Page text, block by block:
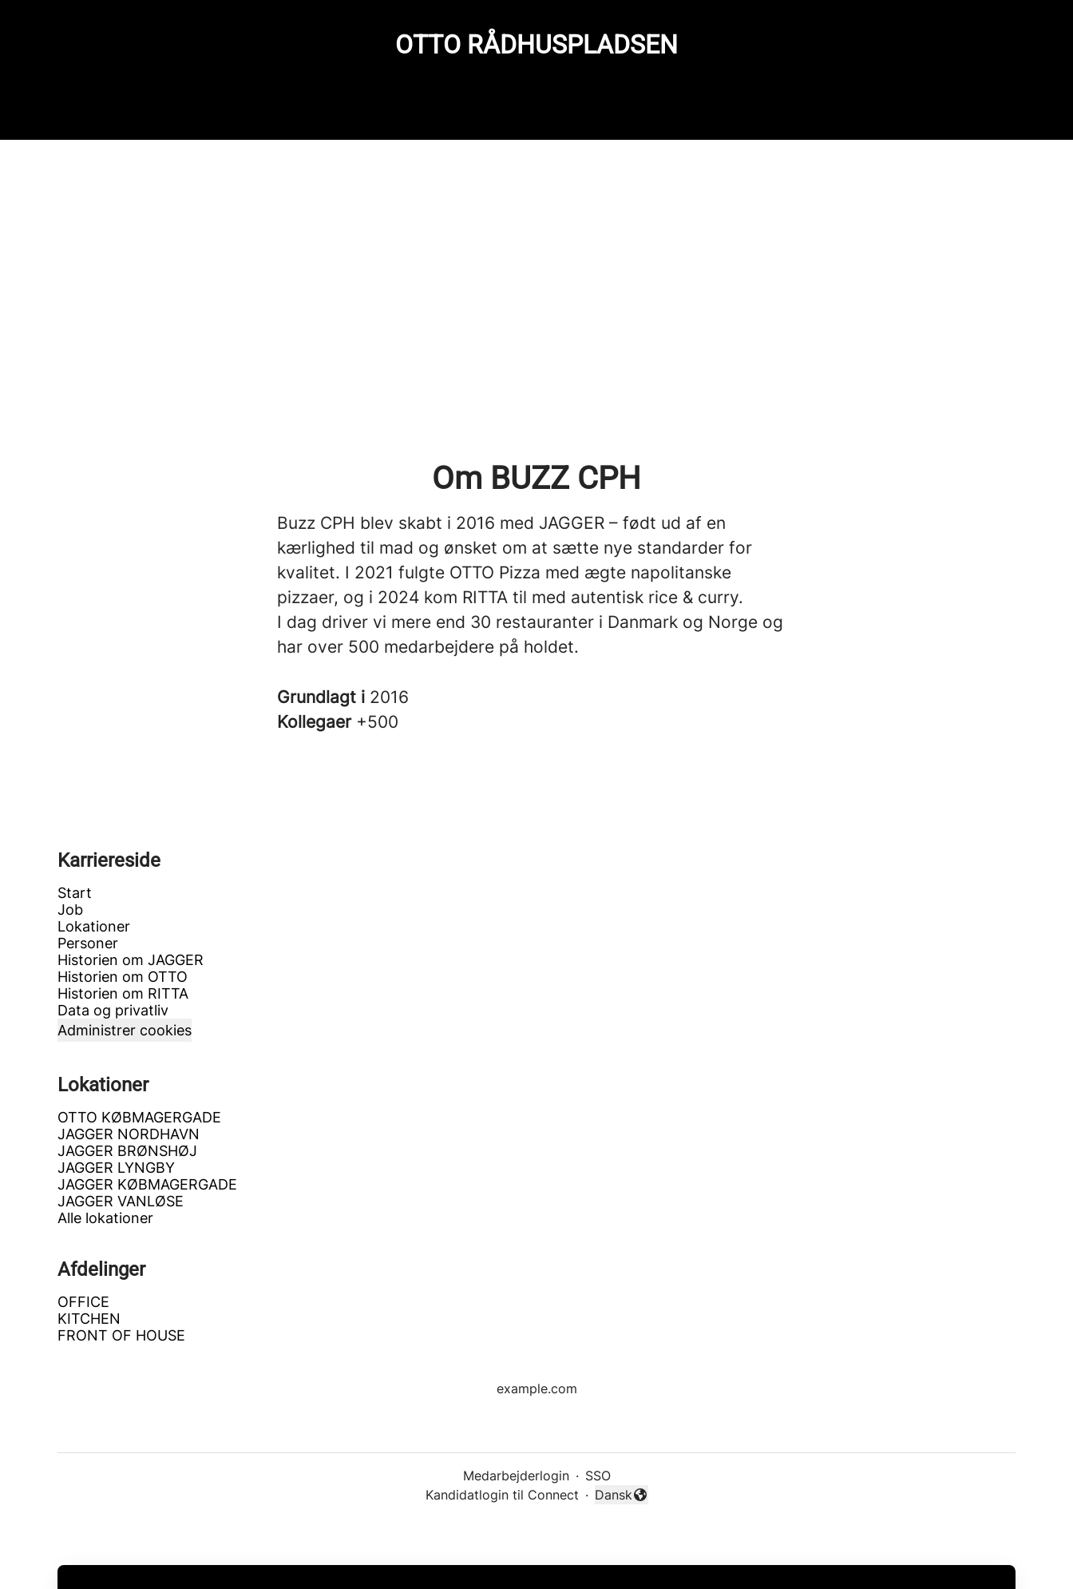
OTTO RÅDHUSPLADSEN
Om BUZZ CPH
Buzz CPH blev skabt i 2016 med JAGGER – født ud af en
kærlighed til mad og ønsket om at sætte nye standarder for
kvalitet. I 2021 fulgte OTTO Pizza med ægte napolitanske
pizzaer, og i 2024 kom RITTA til med autentisk rice & curry.
I dag driver vi mere end 30 restauranter i Danmark og Norge og
har over 500 medarbejdere på holdet.
Grundlagt i 2016
Kollegaer +500
Karriereside
Start
Job
Lokationer
Personer
Historien om JAGGER
Historien om OTTO
Historien om RITTA
Data og privatliv
Administrer cookies
Lokationer
OTTO KØBMAGERGADE
JAGGER NORDHAVN
JAGGER BRØNSHØJ
JAGGER LYNGBY
JAGGER KØBMAGERGADE
JAGGER VANLØSE
Alle lokationer
Afdelinger
OFFICE
KITCHEN
FRONT OF HOUSE
example.com
Medarbejderlogin · SSO
Kandidatlogin til Connect ·
Skift sprog
Dansk